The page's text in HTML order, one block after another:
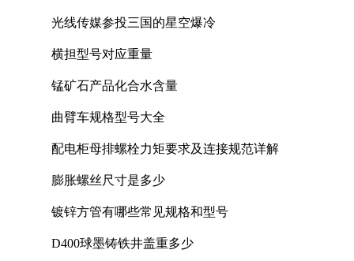
光线传媒参投三国的星空爆冷
横担型号对应重量
锰矿石产品化合水含量
曲臂车规格型号大全
配电柜母排螺栓力矩要求及连接规范详解
膨胀螺丝尺寸是多少
镀锌方管有哪些常见规格和型号
D400球墨铸铁井盖重多少